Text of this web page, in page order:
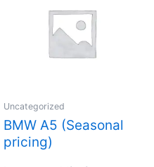
Uncategorized
BMW A5 (Seasonal
pricing)